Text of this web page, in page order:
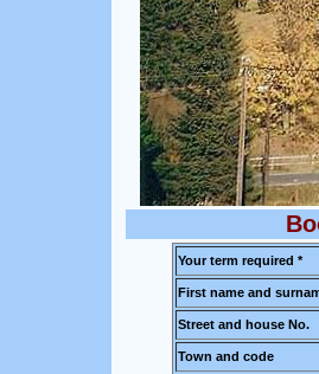
Your term required *
First name and
Street and house No.
Town and code